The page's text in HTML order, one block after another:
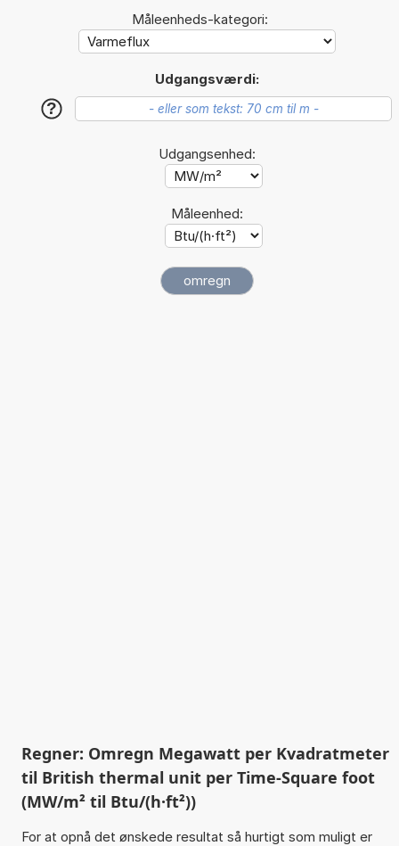
Måleenheds-kategori:
Udgangsværdi:
?
Udgangsenhed:
Måleenhed:
Regner: Omregn Megawatt per Kvadratmeter
til British thermal unit per Time-Square foot
(MW/m² til Btu/(h·ft²))
For at opnå det ønskede resultat så hurtigt som muligt er